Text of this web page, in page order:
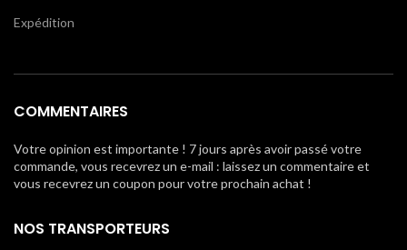
Expédition
COMMENTAIRES
Votre opinion est importante ! 7 jours après avoir passé votre
commande, vous recevrez un e-mail : laissez un commentaire et
vous recevrez un coupon pour votre prochain achat !
NOS TRANSPORTEURS